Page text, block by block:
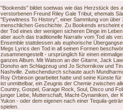
"Bookends" bildet soetwas wie das Herzstück des
verstorbenen Freund Riley Gale Tribut, ehemals
"Eyewitness To History", einer Sammlung von
menschlichen Geschichte. Zu Bookends erscheint
der Tod eines der wenigen sicheren Dinge im
aber auch das traditionelle Narrativ vom Tod als
Ensemble stattdessen als euphorische
Megs Lyrics den Tod in all seinen Formen
zusammengestellt - ursprünglich für einen
ganzes Album. Mit Watson an der Gitarre, Jack
Donoho am Schlagzeug und Jo Schornikow und
Nashville. Zwischendurch schaute auch
Roy Orbinson gearbeitet hatte und seine Künste
ist unmittelbar, ein Zeugnis der Chemie zwischen
Country, Gospel, Garage Rock, Soul, Disco und
junger Liebe, Mutterschaft, Macht-Dynamiken, der
Yukon - oder dem eigenen nach einer Tequila-
spielen.